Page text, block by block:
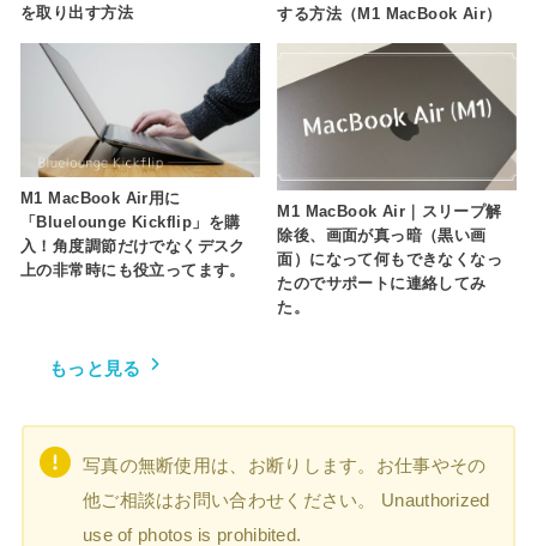
を取り出す方法
する方法（M1 MacBook Air）
M1 MacBook Air用に
「Bluelounge Kickflip」を購
入！角度調節だけでなくデスク
上の非常時にも役立ってます。
M1 MacBook Air｜スリープ解
除後、画面が真っ暗（黒い画
面）になって何もできなくなっ
たのでサポートに連絡してみ
た。
もっと見る
写真の無断使用は、お断りします。お仕事やその
他ご相談はお問い合わせください。 Unauthorized
use of photos is prohibited.